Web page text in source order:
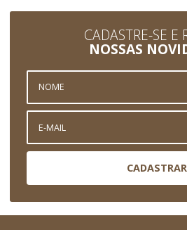
CADASTRE-SE E
NOSSAS
CADASTRAR